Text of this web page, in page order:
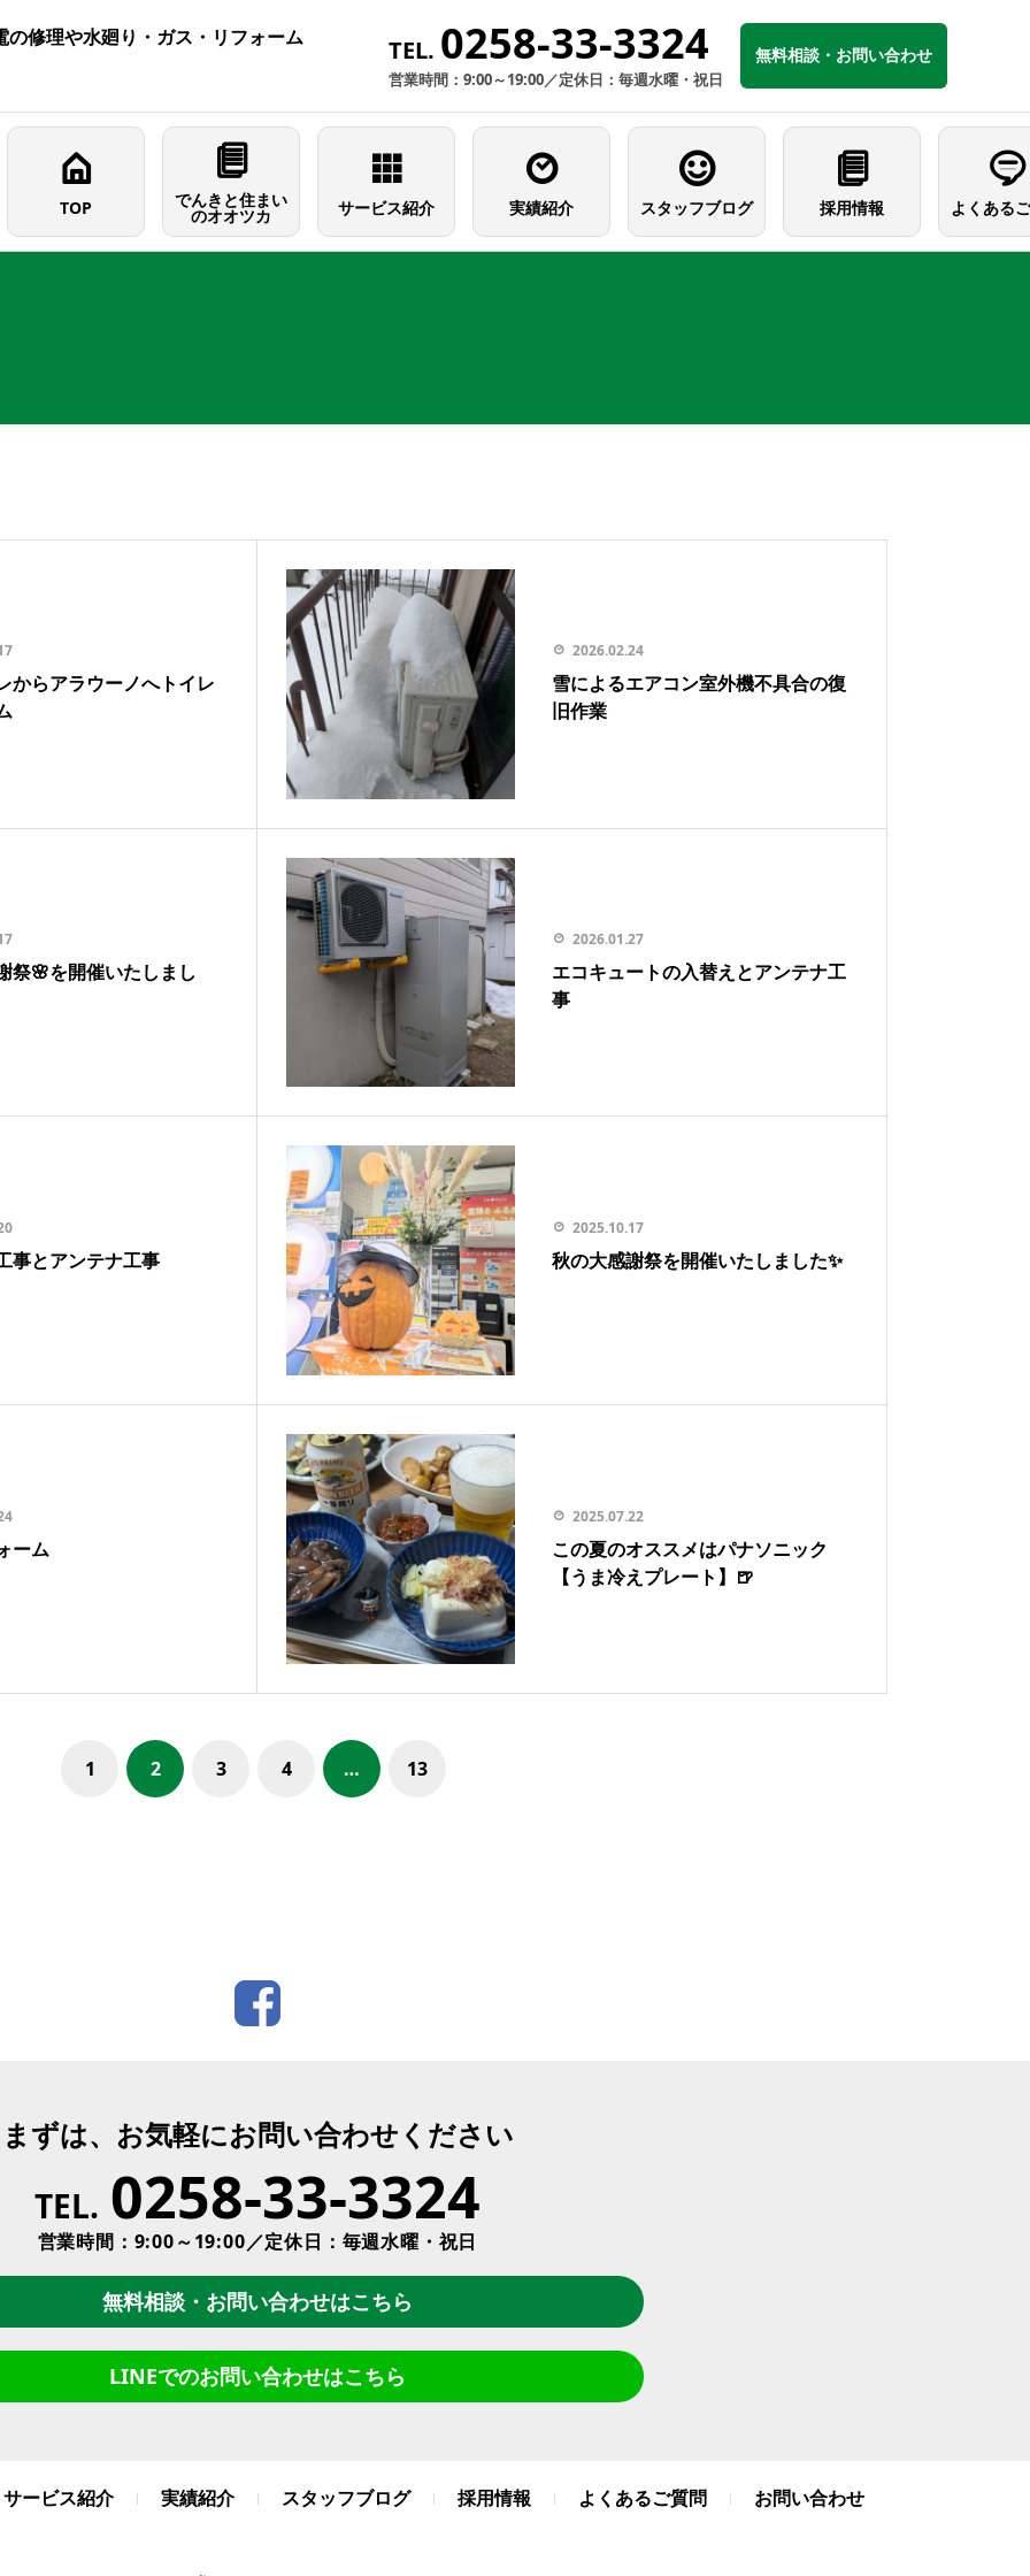
修理や水廻り・ガス・リフォーム TEL. 0258-33-3324
営業時間：9:00～19:00／定休日：毎週水曜・祝日
無料相談・お問い合わせ
TOP でんきと住まい
のオオツカ サービス紹介 実績紹介 スタッフブログ 採用情報 よくある
からアラウーノへトイレ
2026.02.24
雪によるエアコン室外機不具合の復
旧作業
祭🌸を開催いたしまし
2026.01.27
エコキュートの入替えとアンテナ工
事
事とアンテナ工事
2025.10.17
秋の大感謝祭を開催いたしました✨
ーム
2025.07.22
この夏のオススメはパナソニック
【うま冷えプレート】🍺
1 2 3 4 … 13
まずは、お気軽にお問い合わせください
TEL. 0258-33-3324
営業時間：9:00～19:00／定休日：毎週水曜・祝日
無料相談・お問い合わせはこちら
LINEでのお問い合わせはこちら
サービス紹介 実績紹介 スタッフブログ 採用情報 よくあるご質問 お問い合わせ